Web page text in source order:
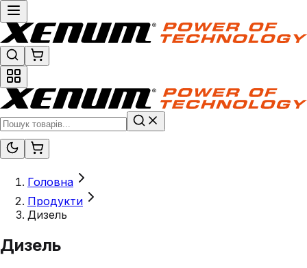
Головна
Продукти
Дизель
Дизель